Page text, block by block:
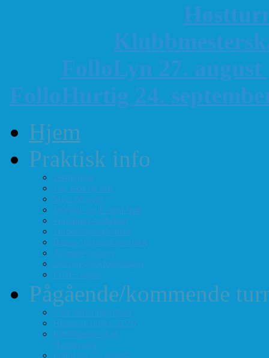
K
FolloLyn 27. august
FolloHurtig 24.
Hjem
Praktisk info
Terminliste
Tid, sted og pris
Styre og verv
Telefon- og E-post-liste
Forenings-vedtekter
Turneringsreglement
Barne- og ungdomssjakk
Årsmøte-papirer
Litt om sjakkforeningen
FIDEs regler
Pågående/kommende
Vårt turneringstilbud
Høstturneringen 2026
Klubbmesterskap
Hurtigsjakk
FolloLyn 27. august